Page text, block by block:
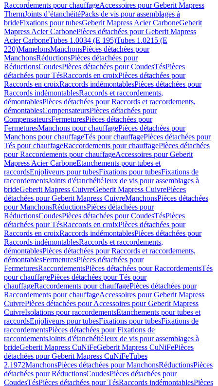
Raccordements pour chauffageAccessoires pour Geberit Mapress
ThermJoints d’étanchéitéPacks de vis pour assemblages à
brideFixations pour tubesGeberit Mapress Acier CarboneGeberit
Mapress Acier CarbonePièces détachées pour Geberit Mapress
Acier CarboneTubes 1.0034 (E 195)Tubes 1.0215 (E
220)MamelonsManchonsPièces détachées pour
ManchonsRéductionsPièces détachées pour
RéductionsCoudesPièces détachées pour CoudesTésPièces
détachées pour TésRaccords en croixPièces détachées pour
Raccords en croixRaccords indémontablesPièces détachées pour
Raccords indémontablesRaccords et raccordements,
démontablesPièces détachées pour Raccords et raccordements,
démontablesCompensateursPièces détachées pour
CompensateursFermeturesPièces détachées pour
FermeturesManchons pour chauffagePièces détachées pour
Manchons pour chauffageTés pour chauffagePièces détachées pour
Tés pour chauffageRaccordements pour chauffagePièces détachées
pour Raccordements pour chauffageAccessoires pour Geberit
Mapress Acier CarboneEtanchements pour tubes et
raccordsEnjoliveurs pour tubesFixations pour tubesFixations de
raccordementsJoints d'étanchéitéJeux de vis pour assemblages à
brideGeberit Mapress CuivreGeberit Mapress CuivrePièces
détachées pour Geberit Mapress CuivreManchonsPièces détachées
pour ManchonsRéductionsPièces détachées pour
RéductionsCoudesPièces détachées pour CoudesTésPièces
détachées pour TésRaccords en croixPièces détachées pour
Raccords en croixRaccords indémontablesPièces détachées pour
Raccords indémontablesRaccords et raccordements,
démontablesPièces détachées pour Raccords et raccordements,
démontablesFermeturesPièces détachées pour
FermeturesRaccordementsPièces détachées pour RaccordementsTés
pour chauffagePièces détachées pour Tés pour
chauffageRaccordements pour chauffagePièces détachées pour
Raccordements pour chauffageAccessoires pour Geberit Mapress
CuivrePièces détachées pour Accessoires pour Geberit Mapress
CuivreIsolations pour raccordementsEtanchements pour tubes et
raccordsEnjoliveurs pour tubesFixations pour tubesFixations de
raccordementsPièces détachées pour Fixations de
raccordementsJoints d'étanchéitéJeux de vis pour assemblages à
brideGeberit Mapress CuNiFeGeberit Mapress CuNiFePièces
détachées pour Geberit Mapress CuNiFeTubes
2.1972ManchonsPièces détachées pour ManchonsRéductionsPièces
détachées pour RéductionsCoudesPièces détachées pour
CoudesTésPièces détachées pour TésRaccords indémontablesPièces